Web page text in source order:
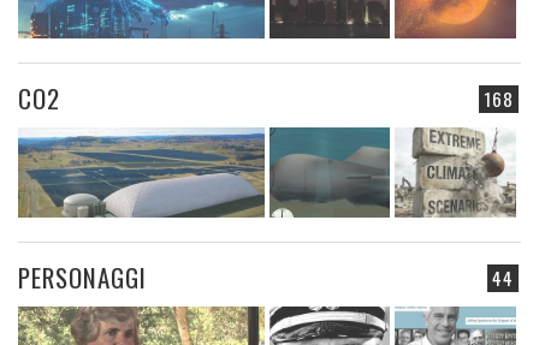
168
CO2
44
PERSONAGGI